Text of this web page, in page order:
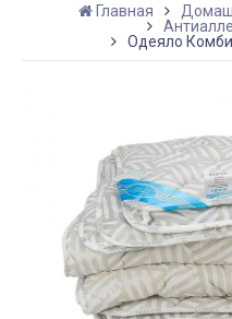
Главная
Одеяло Комби